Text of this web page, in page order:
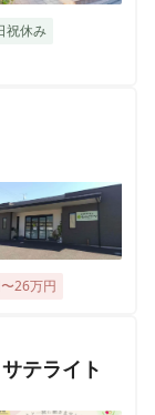
祝休み
26万円
テライト